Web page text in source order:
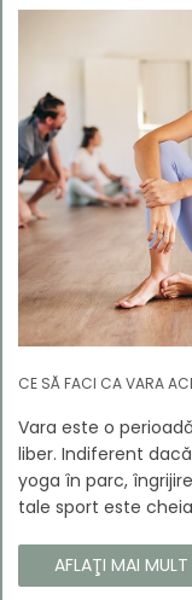
interiorul casei
trecătoare ale
CE SĂ FACI CA VARA
Vara este o
liber. Indiferent
yoga în parc,
tale sport este
cum să vă îngrijiți
să își păstreze
AFLAŢI MAI MULT